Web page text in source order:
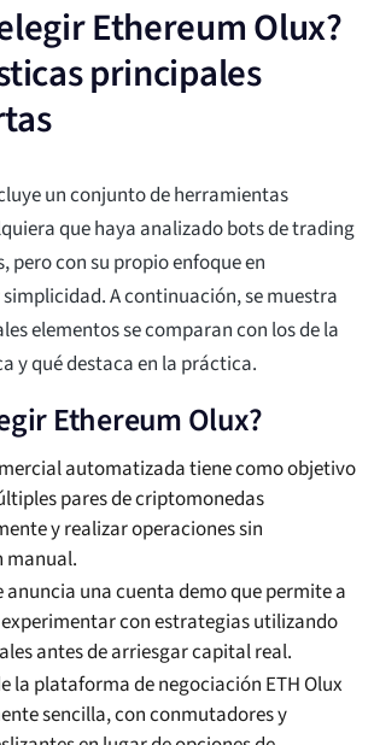
Ethereum Olux?
principales
un conjunto de herramientas
que haya analizado bots de trading
pero con su propio enfoque en
A continuación, se muestra
elementos se comparan con los de la
y qué destaca en la práctica.
Ethereum Olux?
automatizada tiene como objetivo
pares de criptomonedas
y realizar operaciones sin
manual.
anuncia una cuenta demo que permite a
con estrategias utilizando
antes de arriesgar capital real.
la plataforma de negociación ETH Olux
sencilla, con conmutadores y